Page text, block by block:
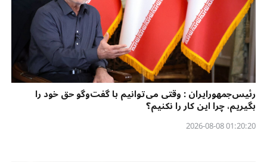
رئیس‌جمهورایران : وقتی می‌توانیم با گفت‌وگو حق خود را
بگیریم، چرا این کار را نکنیم؟
01:20:20 2026-08-08